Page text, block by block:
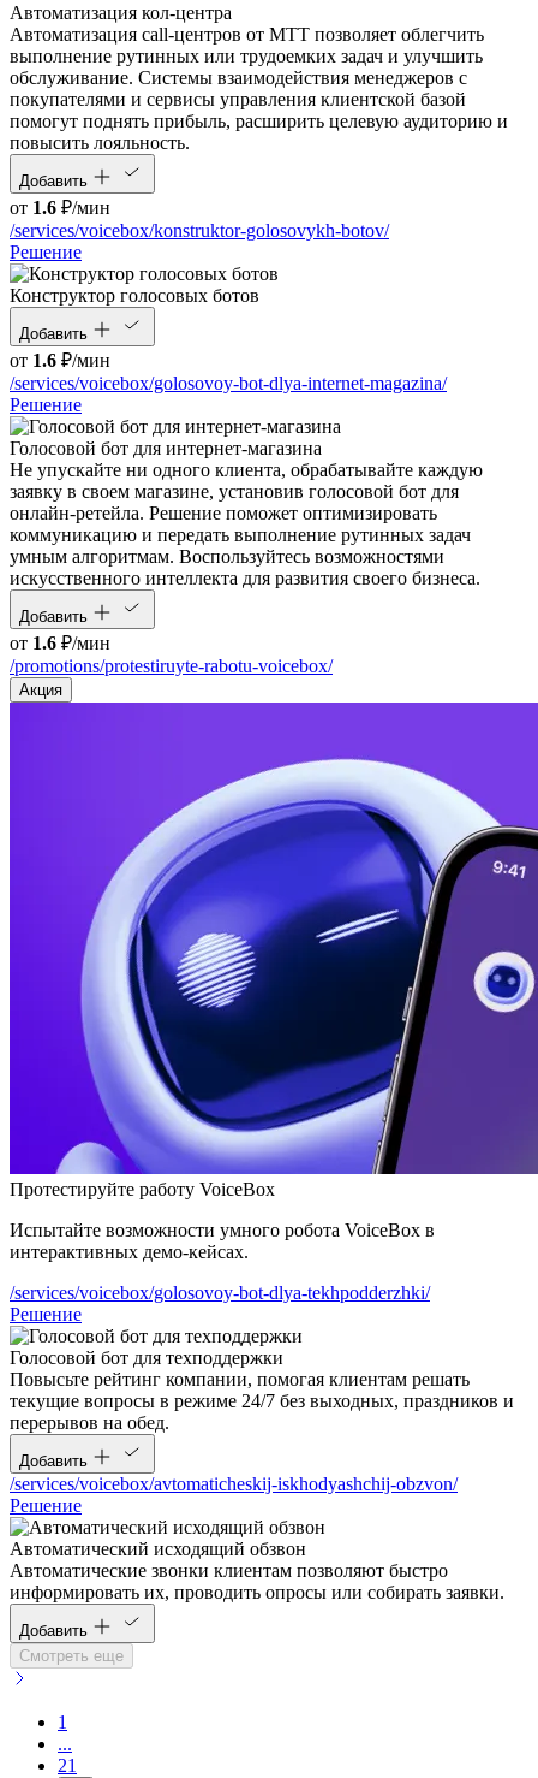
Автоматизация кол‑центра
Автоматизация call-центров от МТТ позволяет облегчить
выполнение рутинных или трудоемких задач и улучшить
обслуживание. Системы взаимодействия менеджеров с
покупателями и сервисы управления клиентской базой
помогут поднять прибыль, расширить целевую аудиторию и
повысить лояльность.
Добавить
от 1.6 ₽/мин
/services/voicebox/konstruktor-golosovykh-botov/
Решение
Конструктор голосовых ботов
Добавить
от 1.6 ₽/мин
/services/voicebox/golosovoy-bot-dlya-internet-magazina/
Решение
Голосовой бот для интернет‑магазина
Не упускайте ни одного клиента, обрабатывайте каждую
заявку в своем магазине, установив голосовой бот для
онлайн-ретейла. Решение поможет оптимизировать
коммуникацию и передать выполнение рутинных задач
умным алгоритмам. Воспользуйтесь возможностями
искусственного интеллекта для развития своего бизнеса.
Добавить
от 1.6 ₽/мин
/promotions/protestiruyte-rabotu-voicebox/
Акция
Протестируйте работу VoiceBox
Испытайте возможности умного робота VoiceBox в
интерактивных демо-кейсах.
/services/voicebox/golosovoy-bot-dlya-tekhpodderzhki/
Решение
Голосовой бот для техподдержки
Повысьте рейтинг компании, помогая клиентам решать
текущие вопросы в режиме 24/7 без выходных, праздников и
перерывов на обед.
Добавить
/services/voicebox/avtomaticheskij-iskhodyashchij-obzvon/
Решение
Автоматический исходящий обзвон
Автоматические звонки клиентам позволяют быстро
информировать их, проводить опросы или собирать заявки.
Добавить
Смотреть еще
1
...
21